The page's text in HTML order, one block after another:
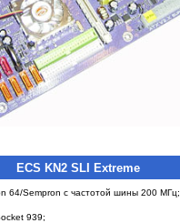
ECS KN2 SLI Extreme
64/Sempron с частотой шины 200 МГц;
939;